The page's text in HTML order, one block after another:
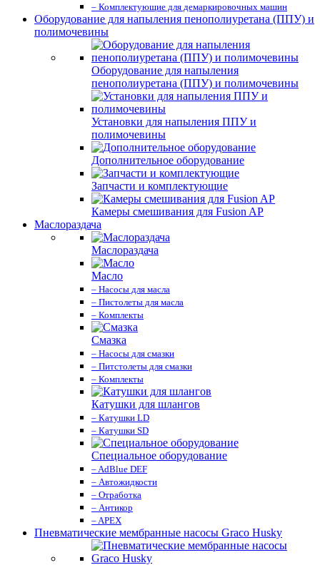
– Комплектующие для демаркировочных машин
Оборудование для напыления пенополиуретана (ППУ) и
полимочевины
Оборудование для напыления
пенополиуретана (ППУ) и полимочевины
Установки для напыления ППУ и
полимочевины
Дополнительное оборудование
Запчасти и комплектующие
Камеры смешивания для Fusion AP
Маслораздача
Маслораздача
Масло
– Насосы для масла
– Пистолеты для масла
– Комплекты
Смазка
– Насосы для смазки
– Питстолеты для смазки
– Комплекты
Катушки для шлангов
– Катушки LD
– Катушки SD
Специальное оборудование
– AdBlue DEF
– Автожидкости
– Отработка
– Антикор
– APEX
Пневматические мембранные насосы Graco Husky